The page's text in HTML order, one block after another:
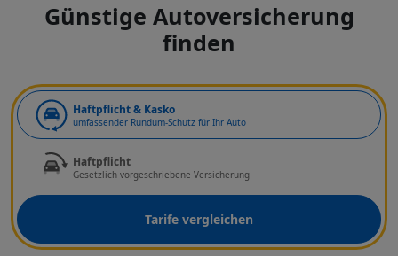
Günstige Autoversicherung
finden
Haftpflicht & Kasko
umfassender Rundum-Schutz für Ihr Auto
Haftpflicht
Gesetzlich vorgeschriebene Versicherung
Tarife vergleichen